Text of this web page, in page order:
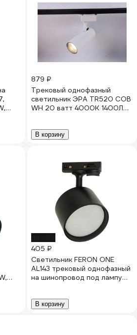
879 ₽
Трековый однофазный
светильник ЭРА TR520 COB
WH 20 ватт 4000К 1400Лм
В корзину
405 ₽
Светильник FERON ONE
AL143 трековый однофазный
на шинопровод под лампу
В корзину